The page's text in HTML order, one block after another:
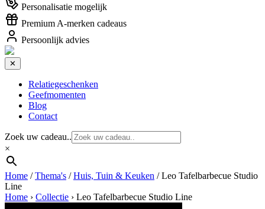
Personalisatie mogelijk
Premium A-merken cadeaus
Persoonlijk advies
✕
Relatiegeschenken
Geefmomenten
Blog
Contact
Zoek uw cadeau..
×
Home /Thema's /Huis, Tuin & Keuken / Leo Tafelbarbecue Studio
Line
Home › Collectie › Leo Tafelbarbecue Studio Line